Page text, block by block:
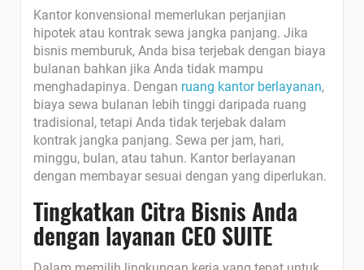
Kantor konvensional memerlukan perjanjian
hipotek atau kontrak sewa jangka panjang. Jika
bisnis memburuk, Anda bisa terjebak dengan biaya
bulanan bahkan jika Anda tidak mampu
menghadapinya. Dengan ruang kantor berlayanan,
biaya sewa bulanan lebih tinggi daripada ruang
tradisional, tetapi Anda tidak terjebak dalam
kontrak jangka panjang. Sewa per jam, hari,
minggu, bulan, atau tahun. Kantor berlayanan
dengan membayar sesuai dengan yang diperlukan.
Tingkatkan Citra Bisnis Anda
dengan layanan CEO SUITE